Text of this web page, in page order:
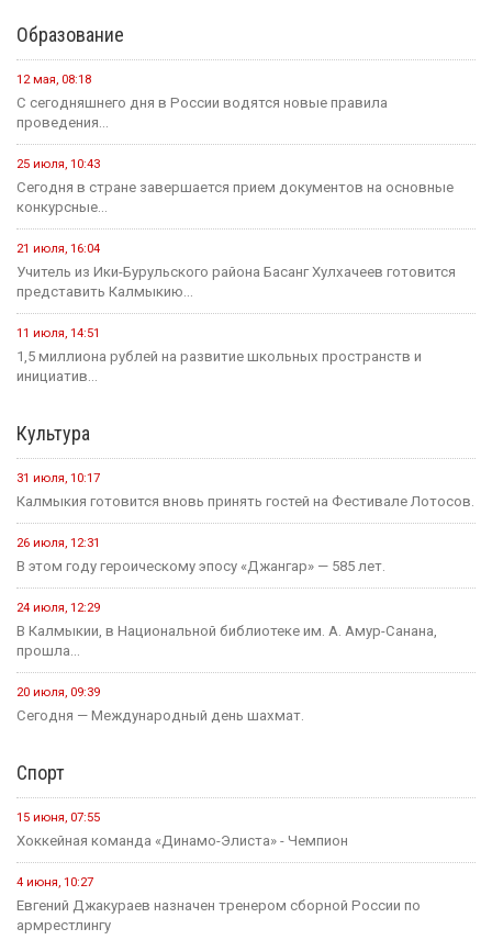
Образование
12 мая, 08:18
С сегодняшнего дня в России водятся новые правила
проведения...
25 июля, 10:43
Сегодня в стране завершается прием документов на основные
конкурсные...
21 июля, 16:04
Учитель из Ики-Бурульского района Басанг Хулхачеев готовится
представить Калмыкию...
11 июля, 14:51
1,5 миллиона рублей на развитие школьных пространств и
инициатив...
Культура
31 июля, 10:17
Калмыкия готовится вновь принять гостей на Фестивале Лотосов.
26 июля, 12:31
В этом году героическому эпосу «Джангар» — 585 лет.
24 июля, 12:29
В Калмыкии, в Национальной библиотеке им. А. Амур-Санана,
прошла...
20 июля, 09:39
Сегодня — Международный день шахмат.
Спорт
15 июня, 07:55
Хоккейная команда «Динамо-Элиста» - Чемпион
4 июня, 10:27
Евгений Джакураев назначен тренером сборной России по
армрестлингу